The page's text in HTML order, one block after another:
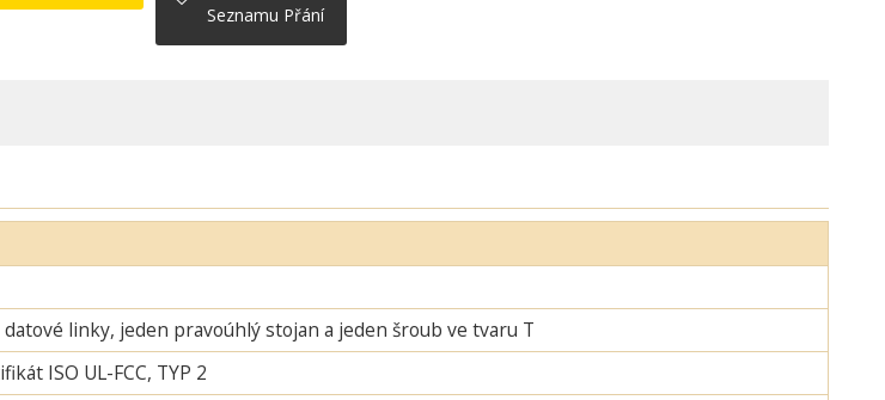
Seznamu Přání
linky, jeden pravoúhlý stojan a jeden šroub ve tvaru T
ISO UL-FCC, TYP 2